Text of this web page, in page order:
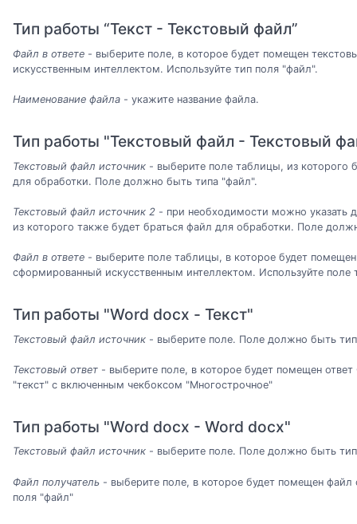
Тип работы “Текст - Текстовый файл”
Файл в ответе - выберите поле, в которое будет помещен
искусственным интеллектом. Используйте тип поля "файл".
Наименование файла - укажите название файла.
Тип работы "Текстовый файл - Текстовый
Текстовый файл источник - выберите поле таблицы, из которого
для обработки. Поле должно быть типа "файл".
Текстовый файл источник 2 - при необходимости можно указать
из которого также будет браться файл для обработки. Поле
Файл в ответе - выберите поле таблицы, в которое будет
сформированный искусственным интеллектом. Используйте поле
Тип работы "Word docx - Текст"
Текстовый файл источник - выберите поле. Поле должно быть
Текстовый ответ - выберите поле, в которое будет помещен ответ
"текст" с включенным чекбоксом "Многострочное"
Тип работы "Word docx - Word docx"
Текстовый файл источник - выберите поле. Поле должно быть
Файл получатель - выберите поле, в которое будет помещен файл
поля "файл"